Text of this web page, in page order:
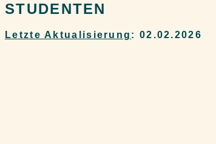
STUDENTEN
Letzte Aktualisierung : 02.02.2026